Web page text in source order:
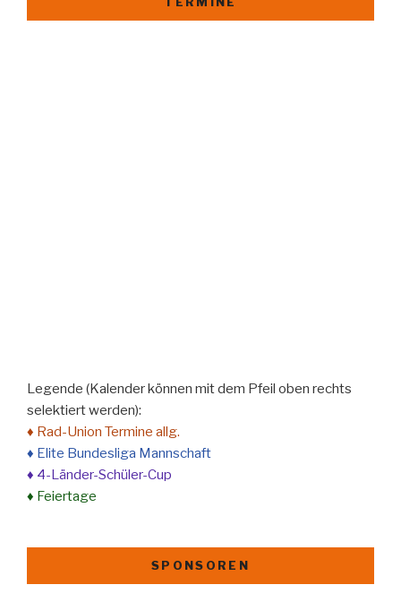
Legende (Kalender können mit dem Pfeil oben rechts
selektiert werden):
♦ Rad-Union Termine allg.
♦ Elite Bundesliga Mannschaft
♦ 4-Länder-Schüler-Cup
♦ Feiertage
SPONSOREN